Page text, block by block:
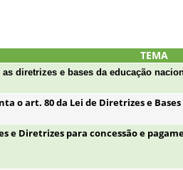
TEMA
as diretrizes e bases da educação
o art. 80 da Lei de Diretrizes e
e Diretrizes para concessão e